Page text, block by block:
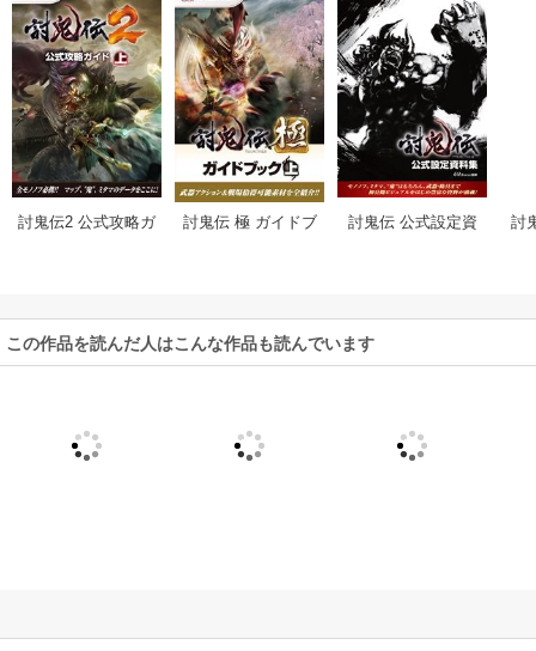
討鬼伝2 公式攻略ガ
討鬼伝 極 ガイドブ
討鬼伝 公式設定資
討
この作品を読んだ人はこんな作品も読んでいます